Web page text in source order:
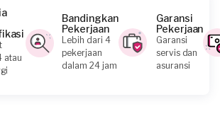
atau
Bandingkan
Pekerjaan
Lebih dari 4
pekerjaan
dalam 24 jam
Garansi
Pekerjaan
Garansi
servis dan
asuransi